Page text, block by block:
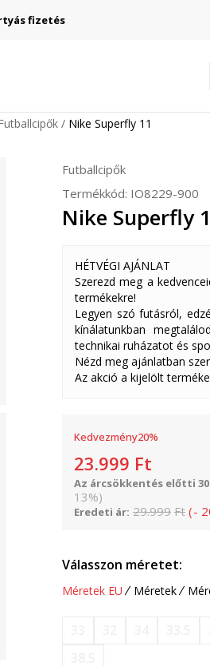
fizetés
Nike Superfly 11
Futballcipők
Termékkód: IO8229-900
Nike Superfly
HÉTVÉGI AJÁNLAT
Szerezd meg a
termékekre!
Legyen szó futásról,
kínálatunkban
technikai ruházatot és
Nézd meg ajánlatban
Az akció a kijelölt
Kedvezmény20%
23.999 Ft
Az árcsökkentés előtti
13%)
Eredeti ár: 29.999 Ft (-
Válasszon méretet:
Méretek EU Méretek